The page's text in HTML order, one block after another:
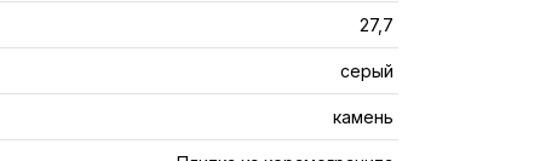
27,7
серый
камень